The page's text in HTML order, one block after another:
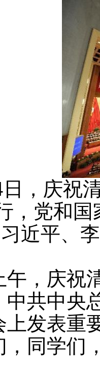
，庆祝
，党和
近平、
午，庆祝
中共中央
上发表重
，同学们